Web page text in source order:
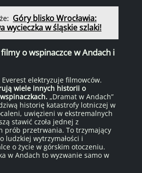
Góry blisko Wrocławia:
wycieczka w śląskie szlaki!
o wspinaczce w Andach i
elektryzuje filmowców.
wiele innych historii o
„Dramat w Andach”
historię katastrofy lotniczej w
uwięzieni w ekstremalnych
stawić czoła jednej z
prób przetrwania. To trzymający
ludzkiej wytrzymałości i
o życie w górskim otoczeniu.
w Andach to wyzwanie samo w